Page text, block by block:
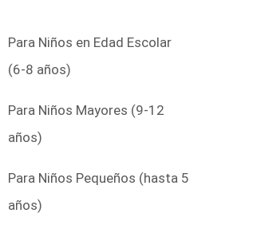
Para Niños en Edad Escolar
(6-8 años)
Para Niños Mayores (9-12
años)
Para Niños Pequeños (hasta 5
años)